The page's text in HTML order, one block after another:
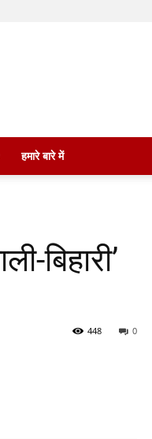
हमारे बारे में
बिहारी’
0
448